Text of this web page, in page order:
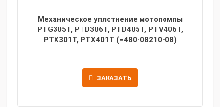
Механическое уплотнение мотопомпы
PTG305T, PTD306T, PTD405T, PTV406T,
PTX301T, PTX401T (=480-08210-08)
ЗАКАЗАТЬ